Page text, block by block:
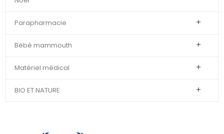
Parapharmacie 
Bébé mammouth 
Matériel médical 
BIO ET NATURE 